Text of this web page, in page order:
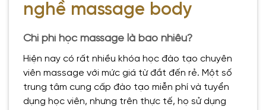
nghề massage body
Chi phí học massage là bao nhiêu?
Hiện nay có rất nhiều khóa học đào tạo chuyên
viên massage với mức giá từ đắt đến rẻ. Một số
trung tâm cung cấp đào tạo miễn phí và tuyển
dụng học viên, nhưng trên thực tế, họ sử dụng